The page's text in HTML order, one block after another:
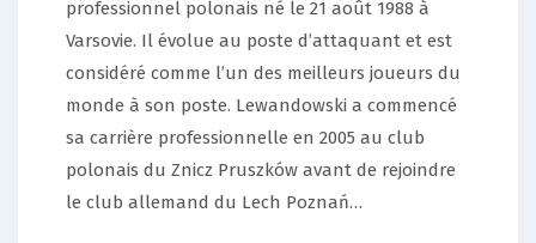
professionnel polonais né le 21 août 1988 à
Varsovie. Il évolue au poste d’attaquant et est
considéré comme l’un des meilleurs joueurs du
monde à son poste. Lewandowski a commencé
sa carrière professionnelle en 2005 au club
polonais du Znicz Pruszków avant de rejoindre
le club allemand du Lech Poznań…